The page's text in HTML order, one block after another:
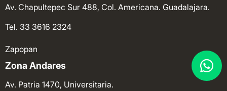
Av. Chapultepec Sur 488, Col. Americana. Guadalajara.
Tel. 33 3616 2324
Zapopan
Zona Andares
Av. Patria 1470, Universitaria.